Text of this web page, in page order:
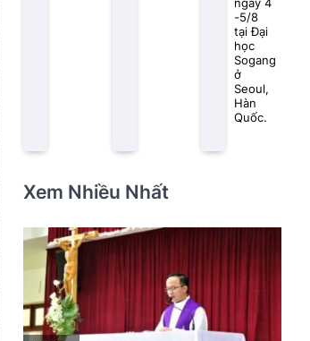
ngày 4
-5/8
tại Đại
học
Sogang
ở
Seoul,
Hàn
Quốc.
Xem Nhiều Nhất